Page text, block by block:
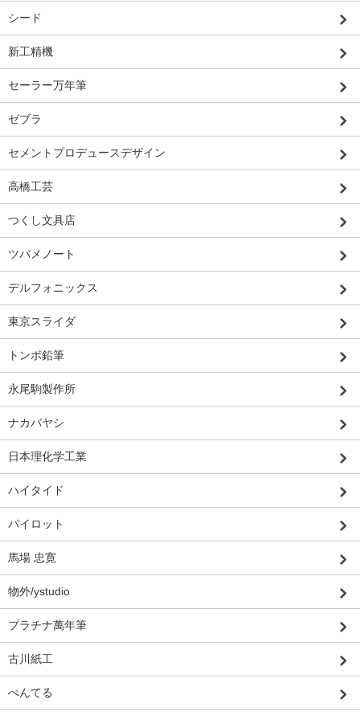
シード
新工精機
セーラー万年筆
ゼブラ
セメントプロデュースデザイン
高橋工芸
つくし文具店
ツバメノート
デルフォニックス
東京スライダ
トンボ鉛筆
永尾駒製作所
ナカバヤシ
日本理化学工業
ハイタイド
パイロット
馬場 忠寛
物外/ystudio
プラチナ萬年筆
古川紙工
ぺんてる